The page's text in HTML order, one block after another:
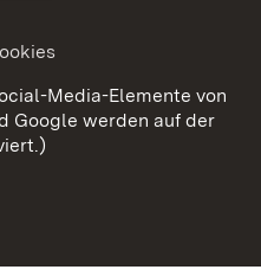
Media-Elemente von
Google werden auf der